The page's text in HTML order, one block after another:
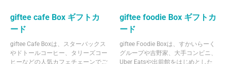
giftee cafe Box ギフトカ
ード
giftee Cafe Boxは、スターバックス
やドトールコーヒー、タリーズコー
ヒーなどの人気カフェチェーンでご
giftee foodie Box ギフトカ
ード
giftee Foodie Boxは、すかいらーく
グループや吉野家、大手コンビニ、
Uber Eatsや出前館をはじめとした